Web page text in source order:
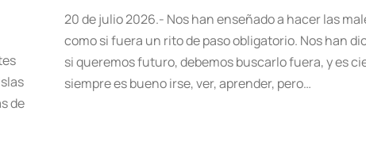
de
20 de julio 2026.- Nos han enseñado a hacer las
como si fuera un rito de paso obligatorio. Nos han
si queremos futuro, debemos buscarlo fuera, y es
siempre es bueno irse, ver, aprender, pero…